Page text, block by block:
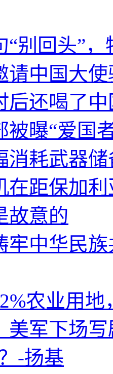
“别回头”
请中国大
后还喝了
被曝“爱国
消耗武器储
在距保加
故意的
牢中华民
农业用
美军下场
-扬基